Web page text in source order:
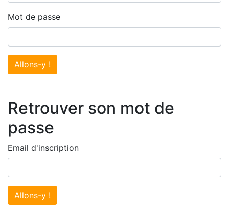
Mot de passe
Allons-y !
Retrouver son mot de
passe
Email d'inscription
Allons-y !